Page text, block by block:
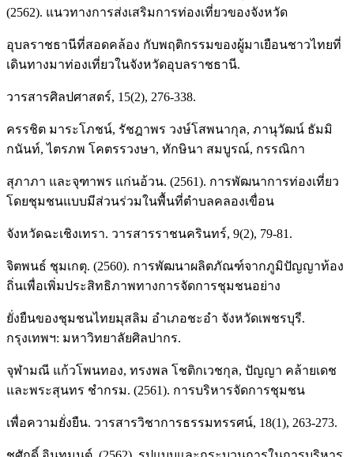
(2562). แนวทางการส่งเสริมการท่องเที่ยวของจังหวัด
อุบลราชธานีที่สอดคล้อง กับพฤติกรรมของผู้มาเยือนชาวไทยที่
เดินทางมาท่องเที่ยวในจังหวัดอุบลราชธานี.
วารสารศิลปศาสตร์, 15(2), 276-338.
ครรชิต มาระโภชน์, รัชฎาพร วงษ์โสพนากุล, ภานุวัฒน์ ธัมมิ
กนันท์, ไตรภพ โคตรรวงษา, ทักษินา สมบูรณ์, กรรณิกา
สุภาภา และจุฑาพร แก่นอ้วน. (2561). การพัฒนาการท่องเที่ยว
โดยชุมชนแบบมีส่วนร่วมในพื้นที่ตำบลคลองเขื่อน
จังหวัดฉะเชิงเทรา. วารสารราชนครินทร์, 9(2), 79-81.
จิตพนธ์ ชุมเกตุ. (2560). การพัฒนาผลิตภัณฑ์จากภูมิปัญญาท้อง
ถิ่นเพื่อเพิ่มประสิทธิภาพทางการจัดการชุมชนอย่าง
ยั่งยืนของชุมชนไทยมุสลิม อำเภอชะอำ จังหวัดเพชรบุรี.
กรุงเทพฯ: มหาวิทยาลัยศิลปากร.
จุฬามณี แก้วโพนทอง, ทรงพล โชติกเวชกุล, ปัญญา คล้ายเดช
และพระสุนทร ชำกรม. (2561). การบริหารจัดการชุมชน
เพื่อความยั่งยืน. วารสารวิชาการธรรมทรรศน์, 18(1), 263-273.